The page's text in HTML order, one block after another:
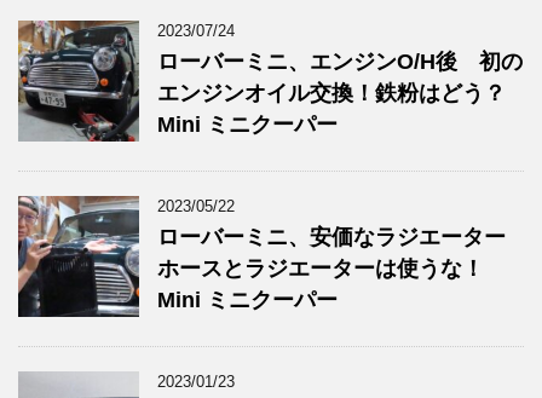
2023/07/24
ローバーミニ、エンジンO/H後 初の
エンジンオイル交換！鉄粉はどう？
Mini ミニクーパー
2023/05/22
ローバーミニ、安価なラジエーター
ホースとラジエーターは使うな！
Mini ミニクーパー
2023/01/23